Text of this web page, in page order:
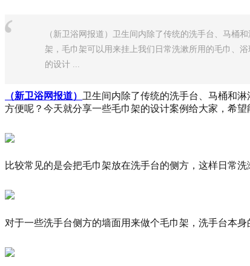
（新卫浴网报道）卫生间内除了传统的洗手台、马桶
架，毛巾架可以用来挂上我们日常洗漱所用的毛巾、
的设计 ...
（新卫浴网报道） 卫生间内除了传统的洗手台、马桶和
方便呢？今天就分享一些毛巾架的设计案例给大家，希望
比较常见的是会把毛巾架放在洗手台的侧方，这样日常
对于一些洗手台侧方的墙面用来做个毛巾架，洗手台本